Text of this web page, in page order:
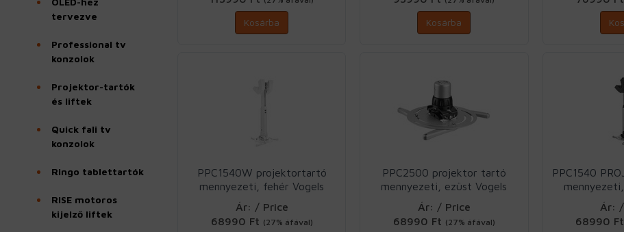
tervezve
Professional tv
konzolok
Projektor-tartók
és liftek
Quick fali tv
konzolok
Ringo tablettartók
RISE motoros
kijelző liftek
Kosárba Kosárba
PPC1540W projektortartó
mennyezeti, fehér Vogels
Ár: / Price
68990 Ft (27% áfával)
PPC2500 projektor tartó
mennyezeti, ezüst Vogels
Ár: / Price
68990 Ft (27% áfával)
PPC1540
Ár:
68990 Ft